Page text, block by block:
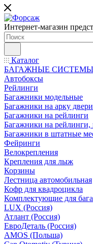
Интернет-магазин
Каталог
БАГАЖНЫЕ СИСТЕМЫ
Автобоксы
Рейлинги
Багажники модельные
Багажники на арку двери
Багажники на рейлинги
Багажники на рейлинги,
Багажники в штатные
Фейринги
Велокрепления
Крепления для лыж
Корзины
Лестница автомобильная
Кофр для квадроцикла
Комплектующие для
LUX (Россия)
Атлант (Россия)
ЕвроДеталь (Россия)
AMOS (Польша)